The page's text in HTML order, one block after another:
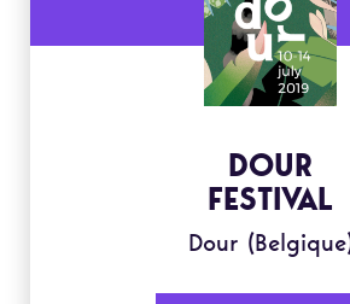
DOUR
FESTIVAL
Dour